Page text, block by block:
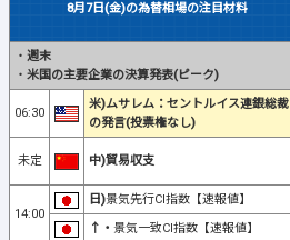
8月7日(金)の為替相場の注目材料
・ 週末
・ 米国の主要企業の決算発表(ピーク)
06:30
米)ムサレム：セントルイス連銀総裁
の発言(投票権なし)
未定 中)貿易収支
14:00
日)景気先行CI指数【速報値】
↑・ 景気一致CI指数【速報値】